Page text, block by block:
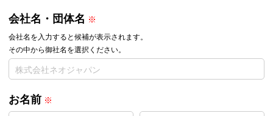
会社名・団体名
会社名を入力すると候補が表示されます。
その中から御社名を選択ください。
お名前